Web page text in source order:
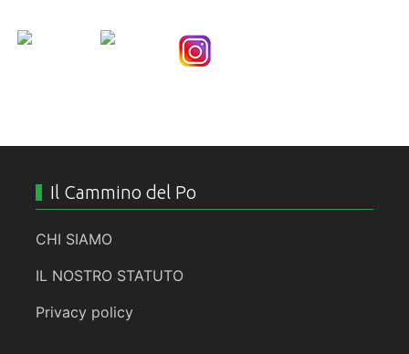
Il Cammino del Po
CHI SIAMO
IL NOSTRO STATUTO
Privacy policy